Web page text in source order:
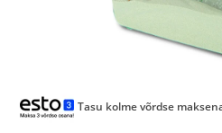
Tasu kolme võrdse